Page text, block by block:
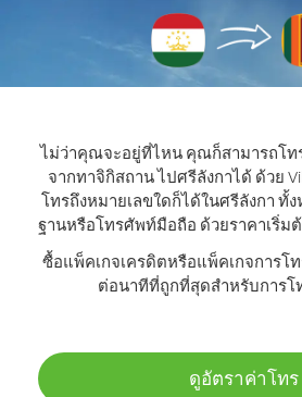
ไม่ว่าคุณจะอยู่ที่ไหน คุณก็สามารถโ
จากทาจิกิสถาน ไปศรีลังกาได้ ด้วย
โทรถึงหมายเลขใดก็ได้ในศรีลังกา ทั้
ฐานหรือโทรศัพท์มือถือ ด้วยราคาเริ่ม
ซื้อแพ็คเกจเครดิตหรือแพ็คเกจการโ
ต่อนาทีที่ถูกที่สุดสำหรับการโ
ดูอัตราค่าโทร